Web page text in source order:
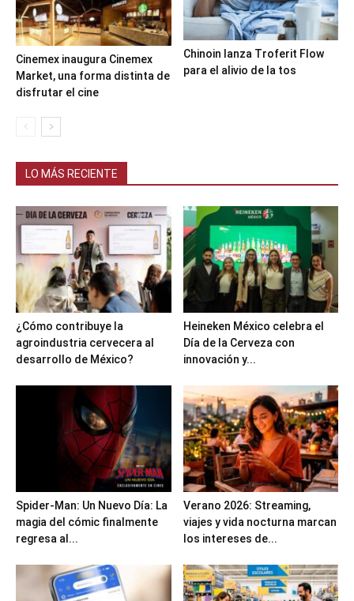
Cinemex inaugura Cinemex
Market, una forma distinta de
disfrutar el cine
Chinoin lanza Troferit Flow
para el alivio de la tos
LO MÁS RECIENTE
¿Cómo contribuye la
agroindustria cervecera al
desarrollo de México?
Heineken México celebra el
Día de la Cerveza con
innovación y...
Spider-Man: Un Nuevo Día: La
magia del cómic finalmente
regresa al...
Verano 2026: Streaming,
viajes y vida nocturna marcan
los intereses de...